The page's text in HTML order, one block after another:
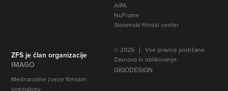
AIPA
NuFrame
Slovenski filmski center
ZFS je član organizacije
IMAGO
Mednarodne zveze filmskih
snemalcev
© 2026 | Vse pravice pridržane.
Zasnova in oblikovanje:
GIGODESIGN